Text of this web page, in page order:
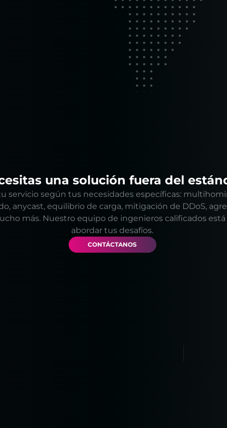
una solución fuera del
servicio según tus necesidades específicas:
anycast, equilibrio de carga, mitigación de DDoS,
más. Nuestro equipo de ingenieros calificados está
abordar tus desafíos.
CONTÁCTANOS